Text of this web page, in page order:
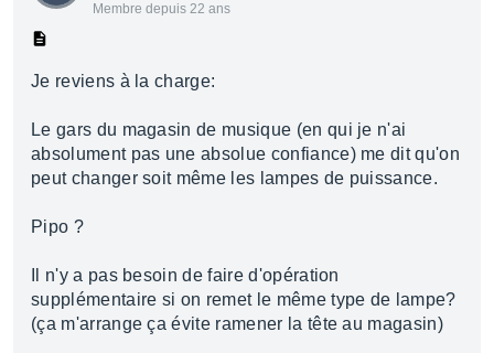
Membre depuis 22 ans
Je reviens à la charge:
Le gars du magasin de musique (en qui je n'ai
absolument pas une absolue confiance) me dit qu'on
peut changer soit même les lampes de puissance.
Pipo ?
Il n'y a pas besoin de faire d'opération
supplémentaire si on remet le même type de lampe?
(ça m'arrange ça évite ramener la tête au magasin)